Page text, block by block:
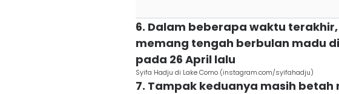
6. Dalam beberapa waktu terakhir,
memang tengah berbulan madu
pada 26 April lalu
Syifa Hadju di Lake Como (instagram.com/syifahadju)
7. Tampak keduanya masih